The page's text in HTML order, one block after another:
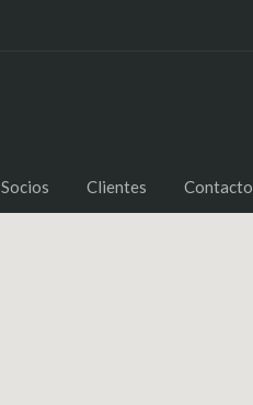
Socios Clientes Contacto